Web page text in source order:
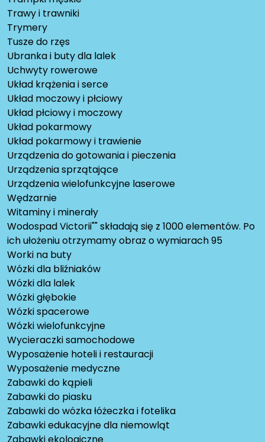
Trawy i trawniki
Trymery
Tusze do rzęs
Ubranka i buty dla lalek
Uchwyty rowerowe
Układ krążenia i serce
Układ moczowy i płciowy
Układ płciowy i moczowy
Układ pokarmowy
Układ pokarmowy i trawienie
Urządzenia do gotowania i pieczenia
Urządzenia sprzątające
Urządzenia wielofunkcyjne laserowe
Wędzarnie
Witaminy i minerały
Wodospad Victorii"" składają się z 1000 elementów. Po
ich ułożeniu otrzymamy obraz o wymiarach 95
Worki na buty
Wózki dla bliźniaków
Wózki dla lalek
Wózki głębokie
Wózki spacerowe
Wózki wielofunkcyjne
Wycieraczki samochodowe
Wyposażenie hoteli i restauracji
Wyposażenie medyczne
Zabawki do kąpieli
Zabawki do piasku
Zabawki do wózka łóżeczka i fotelika
Zabawki edukacyjne dla niemowląt
Zabawki ekologiczne